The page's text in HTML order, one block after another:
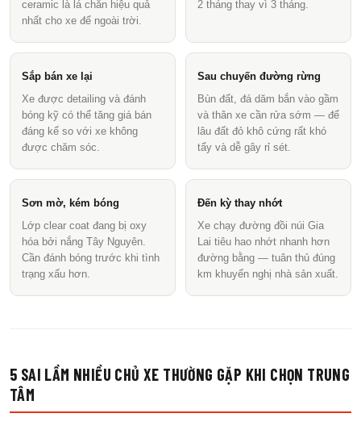
ceramic là lá chắn hiệu quả
nhất cho xe để ngoài trời.
2 tháng thay vì 3 tháng.
Sắp bán xe lại
Xe được detailing và đánh
bóng kỹ có thể tăng giá bán
đáng kể so với xe không
được chăm sóc.
Sau chuyến đường rừng
Bùn đất, đá dăm bắn vào gầm
và thân xe cần rửa sớm — để
lâu đất đỏ khô cứng rất khó
tẩy và dễ gây rỉ sét.
Sơn mờ, kém bóng
Lớp clear coat đang bị oxy
hóa bởi nắng Tây Nguyên.
Cần đánh bóng trước khi tình
trạng xấu hơn.
Đến kỳ thay nhớt
Xe chạy đường đồi núi Gia
Lai tiêu hao nhớt nhanh hơn
đường bằng — tuân thủ đúng
km khuyến nghị nhà sản xuất.
5 SAI LẦM NHIỀU CHỦ XE THƯỜNG GẶP KHI CHỌN TRUNG
TÂM